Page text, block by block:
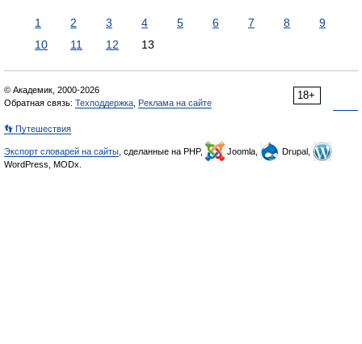
1 2 3 4 5 6 7 8
9
10
11 12 13
18+
© Академик, 2000-2026
Обратная связь: Техподдержка Реклама на сайте
👣 Путешествия
Экспорт словарей на сайты , сделанные на PHP, Joomla,
Drupal,
WordPress, MODx.